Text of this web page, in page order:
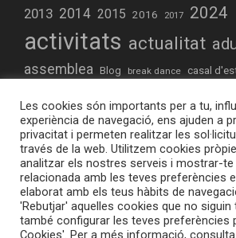
2013 2014 2015 2016 2017 2024
activitats actualitat
assemblea Blog break dance casal
dinamització drets humans
elteb.org estiu experimentació
hiphop iniciació informàtica jocs de
Maker manifestacio Maquetes
raval robòtica sant jordi sortides
Les cookies són importants per a tu,
experiència de navegació, ens ajuden a
privacitat i permeten realitzar les
través de la web. Utilitzem cookies
analitzar els nostres serveis i mostrar-
relacionada amb les teves preferències
elaborat amb els teus hàbits de
'Rebutjar' aquelles cookies que no siguin
també configurar les teves preferències
Cookies'. Per a més informació,